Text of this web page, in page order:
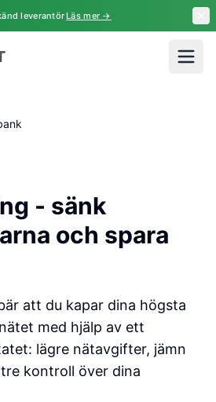
leverantörLäs mer →
- sänk
och spara
att du kapar dina högsta
med hjälp av ett
lägre nätavgifter, jämn
kontroll över dina